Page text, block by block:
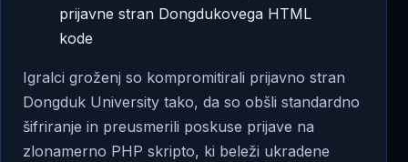
prijavne stran Dongdukovega HTML
kode
Igralci groženj so kompromitirali prijavno stran
Dongduk University tako, da so obšli standardno
šifriranje in preusmerili poskuse prijave na
zlonamerno PHP skripto, ki beleži ukradene